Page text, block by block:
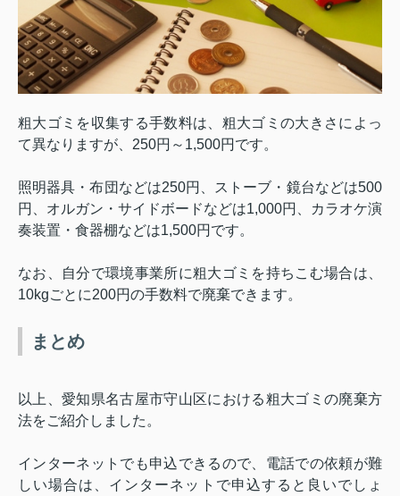
粗大ゴミを収集する手数料は、粗大ゴミの大きさによっ
て異なりますが、 250円～ 1,500円です。
照明器具・布団などは250円、ストーブ・鏡台などは500
円、オルガン・サイドボードなどは1,000円、カラオケ演
奏装置・食器棚などは1,500円です。
なお、自分で環境事業所に粗大ゴミを持ちこむ場合は、
10kgごとに200円の手数料で廃棄できます。
まとめ
以上、 愛知県名古屋市守山区における粗大ゴミの廃棄方
法をご紹介しま した。
インターネットでも申込できるので、電話での依頼が難
しい場合は、インターネットで申込すると良いでしょ